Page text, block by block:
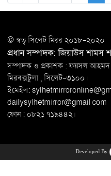
© স্বত্ব সি‌লেট মিরর ২০১৮-২০২০
প্রধান সম্পাদক: জিয়াউস শামস
সম্পাদক ও প্রকাশক : ফয়সল আহমদ
মিরবক্সটুলা ,সি‌লেট-৩১০০।
ইমেইল:
dailysylhetmirror@gmail.com
ফোন : ০৮২১ ৭১৯৪৪২।
Developed By